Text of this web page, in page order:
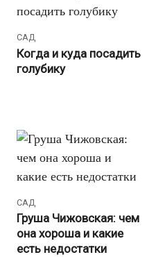
САД
Когда и куда посадить
голубику
САД
Груша Чижовская: чем
она хороша и какие
есть недостатки